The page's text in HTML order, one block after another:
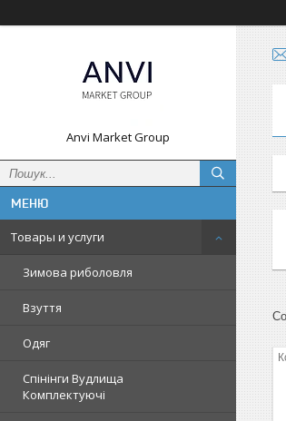
Anvi Market Group
Товары и услуги
Зимова риболовля
Взуття
Одяг
Спінінги Вудлища
Комплектуючі